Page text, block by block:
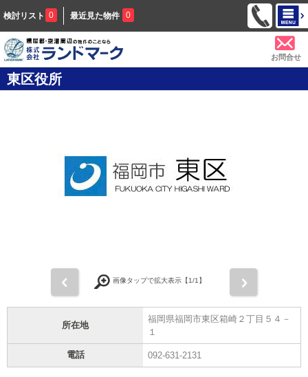
検討リスト 0 最近見た物件 0
お問合せ
東区役所
画像タップで拡大表示【1/1】
所在地
福岡県福岡市東区箱崎２丁目５４－
１
電話 092-631-2131